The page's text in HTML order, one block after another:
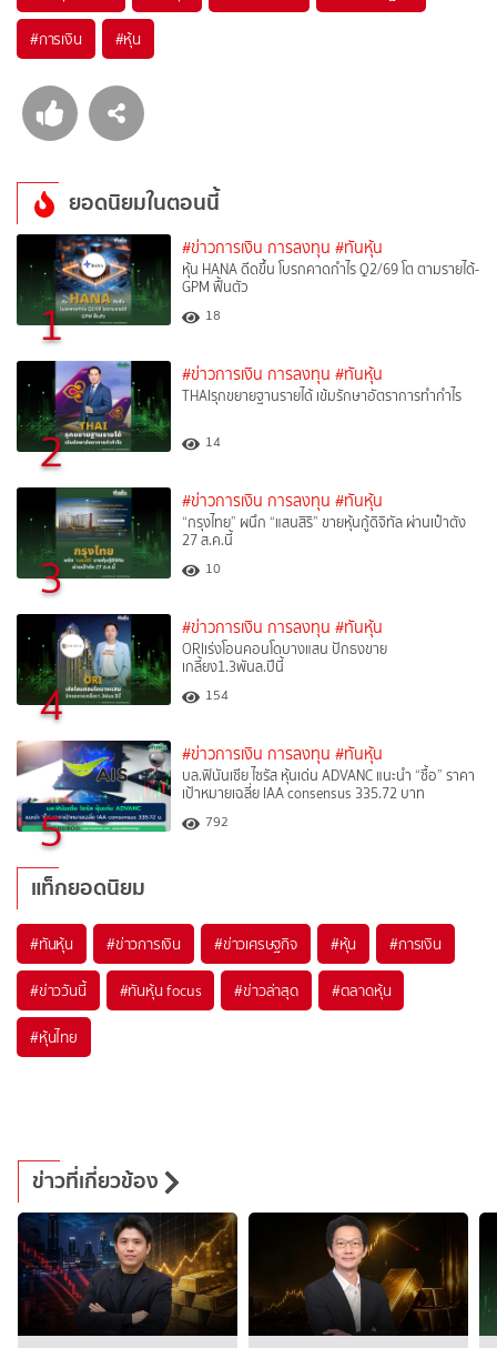
#การเงิน #หุ้น
ยอดนิยมในตอนนี้
1
#ข่าวการเงิน การลงทุน #ทันหุ้น
หุ้น HANA ดีดขึ้น โบรกคาดกำไร Q2/69 โต ตามรายได้-
GPM ฟื้นตัว
18
2
#ข่าวการเงิน การลงทุน #ทันหุ้น
THAIรุกขยายฐานรายได้ เข้มรักษาอัตราการทำกำไร
14
3
#ข่าวการเงิน การลงทุน #ทันหุ้น
“กรุงไทย” ผนึก “แสนสิริ” ขายหุ้นกู้ดิจิทัล ผ่านเป๋าตัง
27 ส.ค.นี้
10
4
#ข่าวการเงิน การลงทุน #ทันหุ้น
ORIเร่งโอนคอนโดบางแสน ปักธงขาย
เกลี้ยง1.3พันล.ปีนี้
154
5
#ข่าวการเงิน การลงทุน #ทันหุ้น
บล.ฟินันเซีย ไซรัส หุ้นเด่น ADVANC แนะนำ “ซื้อ” ราคา
เป้าหมายเฉลี่ย IAA consensus 335.72 บาท
792
แท็กยอดนิยม
#ทันหุ้น #ข่าวการเงิน #ข่าวเศรษฐกิจ #หุ้น #การเงิน
#ข่าววันนี้ #ทันหุ้น focus #ข่าวล่าสุด #ตลาดหุ้น
#หุ้นไทย
ข่าวที่เกี่ยวข้อง